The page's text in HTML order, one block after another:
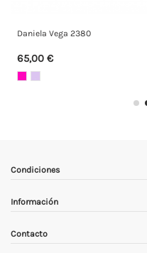
Vega 2446
€
Condiciones
Información
Contacto